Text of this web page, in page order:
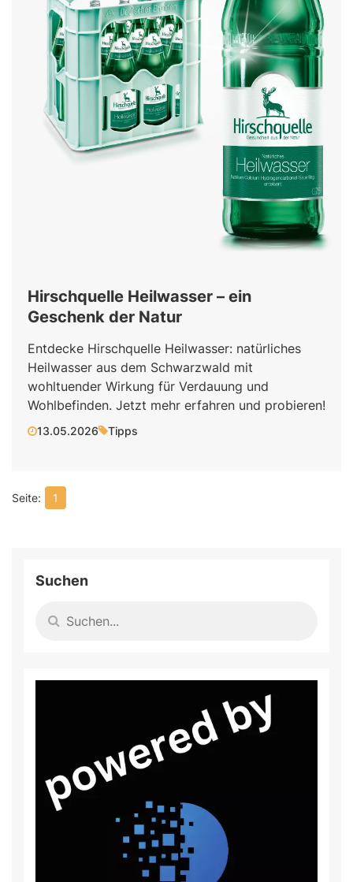
Hirschquelle Heilwasser – ein
Geschenk der Natur
Entdecke Hirschquelle Heilwasser: natürliches
Heilwasser aus dem Schwarzwald mit
wohltuender Wirkung für Verdauung und
Wohlbefinden. Jetzt mehr erfahren und probieren!
13.05.2026 Tipps
1
Suchen